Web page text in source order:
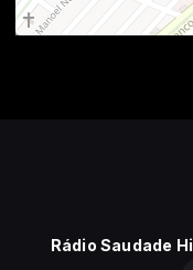
Rádio Saudade